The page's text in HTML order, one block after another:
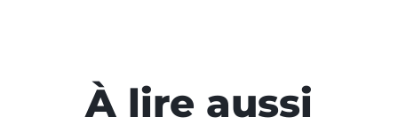
À lire aussi